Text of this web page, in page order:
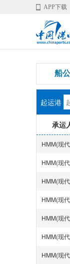
APP下载
船
起运港
承运
HMM(现
HMM(现
HMM(现
HMM(现
HMM(现
HMM(现
HMM(现